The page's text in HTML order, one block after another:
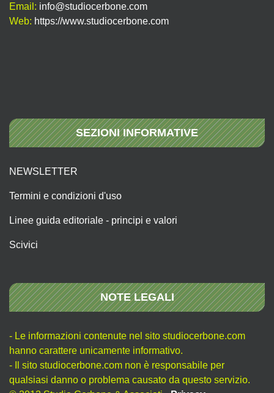
Email: info@studiocerbone.com
Web: https://www.studiocerbone.com
SEZIONI INFORMATIVE
NEWSLETTER
Termini e condizioni d'uso
Linee guida editoriale - principi e valori
Scivici
NOTE LEGALI
- Le informazioni contenute nel sito studiocerbone.com
hanno carattere unicamente informativo.
- Il sito studiocerbone.com non è responsabile per
qualsiasi danno o problema causato da questo servizio.